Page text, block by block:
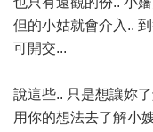
但的小姑就會介入..
可開交...
說這些.. 只是想讓妳
用你的想法去了解小